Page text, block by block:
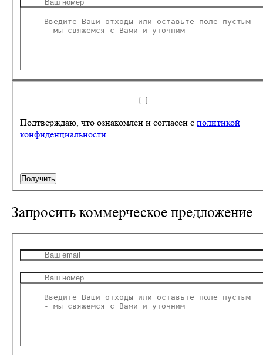
Подтверждаю, что ознакомлен и согласен с политикой
конфиденциальности.
Получить
Запросить коммерческое предложение